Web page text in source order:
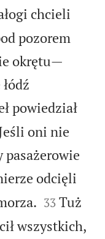
chcieli
pozorem
okrętu—
powiedział
oni nie
pasażerowie
odcięli


33 Tuż
wszystkich,